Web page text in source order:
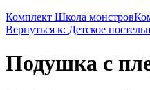
Комплект Школа монстров
Вернуться к: Детское
Подушка с